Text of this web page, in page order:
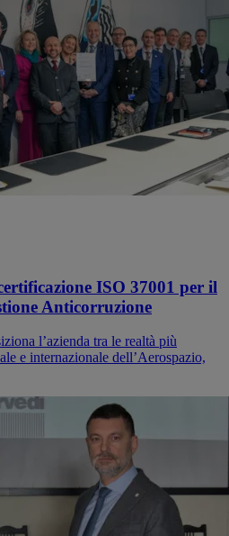
ISO 37001 per il
Anticorruzione
l’azienda tra le realtà più
e internazionale dell’Aerospazio,